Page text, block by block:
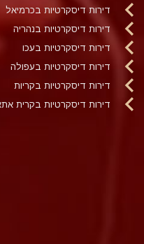
דירות דיסקרטיות בכרמיאל
דירות דיסקרטיות בנהריה
דירות דיסקרטיות בעכו
דירות דיסקרטיות בעפולה
דירות דיסקרטיות בקריות
דירות דיסקרטיות בקרית